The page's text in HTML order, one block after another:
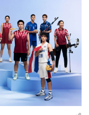
ะอดีตผู้ถือหุ้นใหญ่
ารถือหุ้นแล้วเสร็จ
ตามการรายงานผู้ถือ
-ขายหุ้นดังกล่าว จาก